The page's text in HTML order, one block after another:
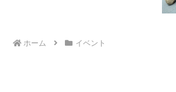
ホーム イベント